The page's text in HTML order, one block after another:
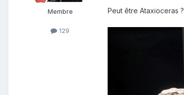
Membre
129
Peut être Ataxioceras ?